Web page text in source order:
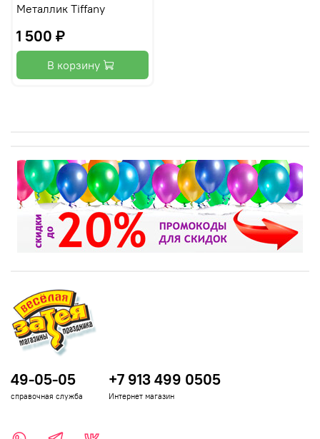
Металлик Tiffany
1 500 ₽
В корзину
49-05-05
справочная служба
+7 913 499 0505
Интернет магазин